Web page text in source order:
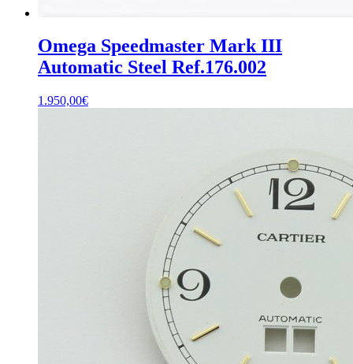
Omega Speedmaster Mark III
Automatic Steel Ref.176.002
1.950,00€